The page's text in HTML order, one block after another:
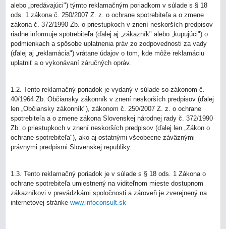
alebo „predávajúci") týmto reklamačným poriadkom v súlade s § 18
ods. 1 zákona č. 250/2007 Z. z. o ochrane spotrebiteľa a o zmene
zákona č. 372/1990 Zb. o priestupkoch v znení neskorších predpisov
riadne informuje spotrebiteľa (ďalej aj „zákazník" alebo „kupujúci") o
podmienkach a spôsobe uplatnenia práv zo zodpovednosti za vady
(ďalej aj „reklamácia") vrátane údajov o tom, kde môže reklamáciu
uplatniť a o vykonávaní záručných opráv.
1.2. Tento reklamačný poriadok je vydaný v súlade so zákonom č.
40/1964 Zb. Občiansky zákonník v znení neskorších predpisov (ďalej
len „Občiansky zákonník"), zákonom č. 250/2007 Z. z. o ochrane
spotrebiteľa a o zmene zákona Slovenskej národnej rady č. 372/1990
Zb. o priestupkoch v znení neskorších predpisov (ďalej len „Zákon o
ochrane spotrebiteľa"), ako aj ostatnými všeobecne záväznými
právnymi predpismi Slovenskej republiky.
1.3. Tento reklamačný poriadok je v súlade s § 18 ods. 1 Zákona o
ochrane spotrebiteľa umiestnený na viditeľnom mieste dostupnom
zákazníkovi v prevádzkárni spoločnosti a zároveň je zverejnený na
internetovej stránke www.infoconsult.sk